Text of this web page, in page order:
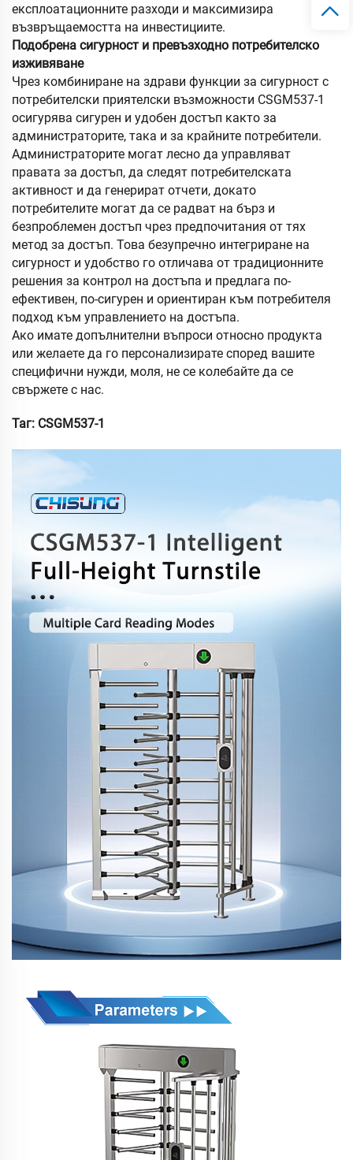
експлоатационните разходи и максимизира
възвръщаемостта на инвестициите.
Подобрена сигурност и превъзходно потребителско
изживяване
Чрез комбиниране на здрави функции за сигурност с
потребителски приятелски възможности CSGM537-1
осигурява сигурен и удобен достъп както за
администраторите, така и за крайните потребители.
Администраторите могат лесно да управляват
правата за достъп, да следят потребителската
активност и да генерират отчети, докато
потребителите могат да се радват на бърз и
безпроблемен достъп чрез предпочитания от тях
метод за достъп. Това безупречно интегриране на
сигурност и удобство го отличава от традиционните
решения за контрол на достъпа и предлага по-
ефективен, по-сигурен и ориентиран към потребителя
подход към управлението на достъпа.
Ако имате допълнителни въпроси относно продукта
или желаете да го персонализирате според вашите
специфични нужди, моля, не се колебайте да се
свържете с нас.
Таг: CSGM537-1